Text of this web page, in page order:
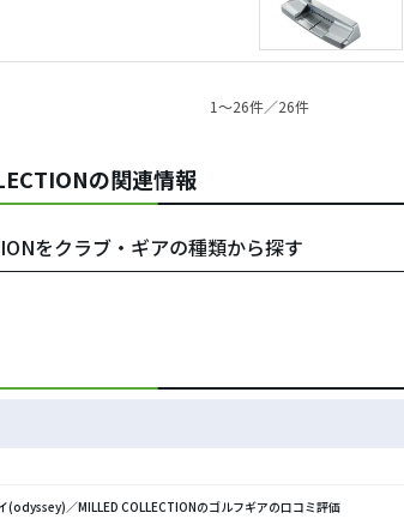
1〜26件／26件
の関連情報
をクラブ・ギアの種類から探す
(odyssey)／MILLED COLLECTIONのゴルフギアの口コミ評価